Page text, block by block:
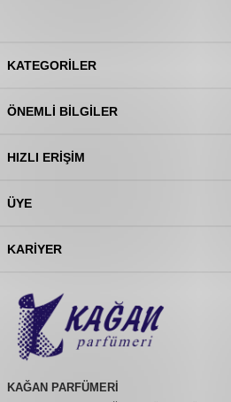
KATEGORILER
ÖNEMLI BILGILER
HIZLI ERIŞIM
ÜYE
KARIYER
KAĞAN PARFÜMERİ